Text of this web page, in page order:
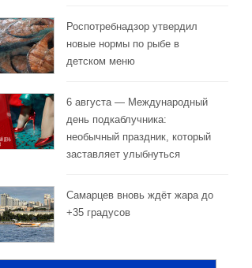
Роспотребнадзор утвердил
новые нормы по рыбе в
детском меню
6 августа — Международный
день подкаблучника:
необычный праздник, который
заставляет улыбнуться
Самарцев вновь ждёт жара до
+35 градусов